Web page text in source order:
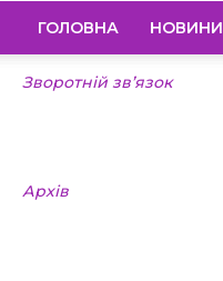
ГОЛОВНА НОВИНИ
Зворотній зв’язок
Архів